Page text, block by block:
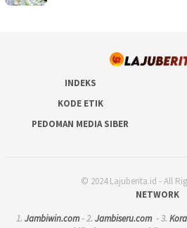
INDEKS
KODE ETIK
PEDOMAN MEDIA SIBER
© 2024 Lajuberita.id - All
NETWORK
1. Jambiwin.com- 2. Jambiseru.com- 3.